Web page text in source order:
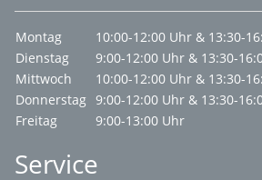
Montag
10:00-12:00 Uhr & 13:30-
Dienstag
9:00-12:00 Uhr & 13:30-
Mittwoch
10:00-12:00 Uhr & 13:30-
Donnerstag 9:00-12:00 Uhr & 13:30-
Freitag
9:00-13:00 Uhr
Service